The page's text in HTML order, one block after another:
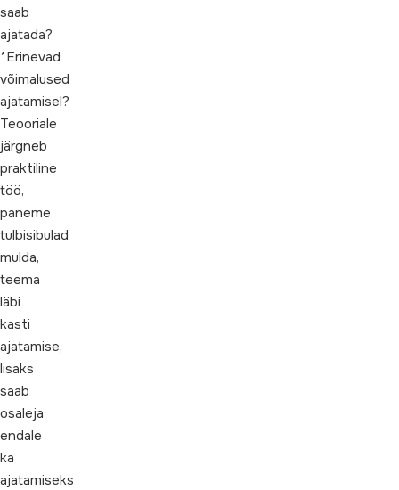
saab
ajatada?
*Erinevad
võimalused
ajatamisel?
Teooriale
järgneb
praktiline
töö,
paneme
tulbisibulad
mulda,
teema
läbi
kasti
ajatamise,
lisaks
saab
osaleja
endale
ka
ajatamiseks